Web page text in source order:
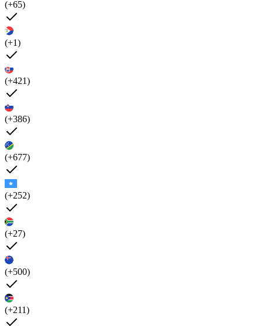
(+65)
(+1)
(+421)
(+386)
(+677)
(+252)
(+27)
(+500)
(+211)